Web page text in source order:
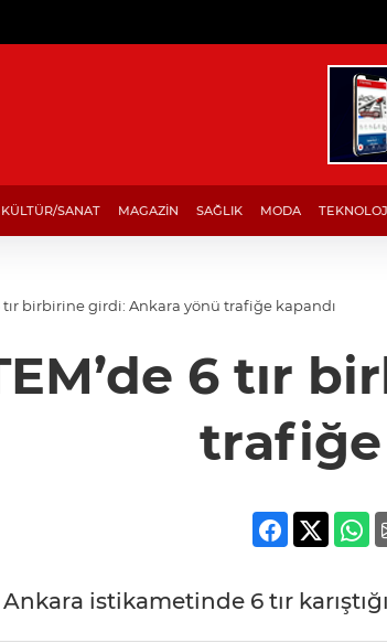
KÜLTÜR/SANAT MAGAZİN SAĞLIK MODA
tır birbirine girdi: Ankara yönü trafiğe kapandı
6 tır
trafiğe
istikametinde 6 tır